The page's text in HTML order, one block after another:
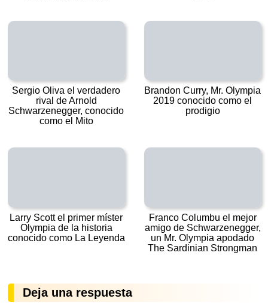
Sergio Oliva el verdadero
rival de Arnold
Schwarzenegger, conocido
como el Mito
Brandon Curry, Mr. Olympia
2019 conocido como el
prodigio
Larry Scott el primer míster
Olympia de la historia
conocido como La Leyenda
Franco Columbu el mejor
amigo de Schwarzenegger,
un Mr. Olympia apodado
The Sardinian Strongman
Deja una respuesta